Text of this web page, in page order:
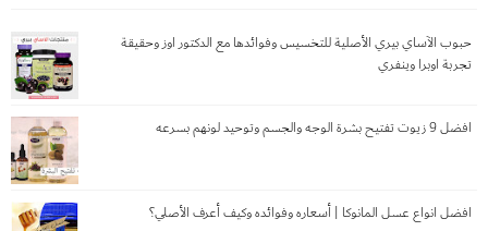
حبوب الآساي بيري الأصلية للتخسيس وفوائدها مع الدكتور اوز وحقيقة
تجربة اوبرا وينفري
افضل 9 زيوت تفتيح بشرة الوجه والجسم وتوحيد لونهم بسرعه
افضل انواع عسل المانوكا | أسعاره وفوائده وكيف أعرف الأصلي؟